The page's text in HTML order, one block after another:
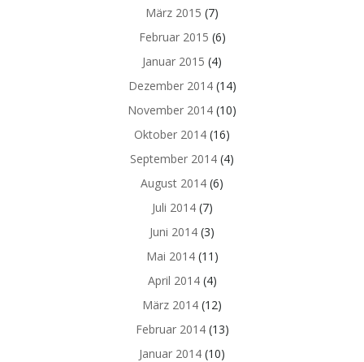
März 2015 (7)
Februar 2015 (6)
Januar 2015 (4)
Dezember 2014(14)
November 2014 (10)
Oktober 2014 (16)
September 2014 (4)
August 2014 (6)
Juli 2014(7)
Juni 2014 (3)
Mai 2014(11)
April 2014(4)
März 2014 (12)
Februar 2014(13)
Januar 2014 (10)